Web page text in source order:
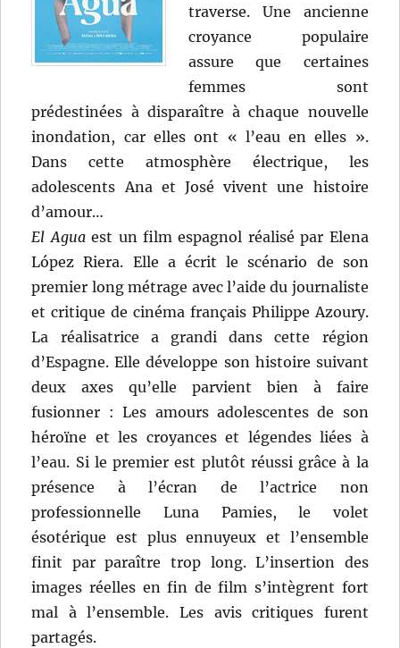
traverse. Une ancienne
croyance populaire
assure que certaines
femmes sont
prédestinées à disparaître à chaque nouvelle
inondation, car elles ont « l’eau en elles ».
Dans cette atmosphère électrique, les
adolescents Ana et José vivent une histoire
d’amour…
El Aguaest un film espagnol réalisé par Elena
López Riera. Elle a écrit le scénario de son
premier long métrage avec l’aide du journaliste
et critique de cinéma français Philippe Azoury.
La réalisatrice a grandi dans cette région
d’Espagne. Elle développe son histoire suivant
deux axes qu’elle parvient bien à faire
fusionner : Les amours adolescentes de son
héroïne et les croyances et légendes liées à
l’eau. Si le premier est plutôt réussi grâce à la
présence à l’écran de l’actrice non
professionnelle Luna Pamies, le volet
ésotérique est plus ennuyeux et l’ensemble
finit par paraître trop long. L’insertion des
images réelles en fin de film s’intègrent fort
mal à l’ensemble. Les avis critiques furent
partagés.